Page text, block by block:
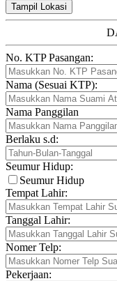
Tampil Lokasi
No. KTP Pasangan:
Nama (Sesuai KTP):
Nama Panggilan
Berlaku s.d:
Seumur Hidup:
Seumur Hidup
Tempat Lahir:
Tanggal Lahir:
Nomer Telp:
Pekerjaan: